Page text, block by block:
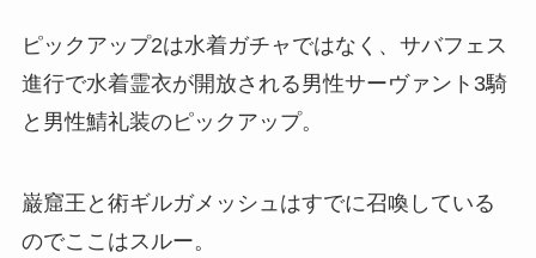
ピックアップ2は水着ガチャではなく、サバフェス
進行で水着霊衣が開放される男性サーヴァント3騎
と男性鯖礼装のピックアップ。
巌窟王と術ギルガメッシュはすでに召喚している
のでここはスルー。